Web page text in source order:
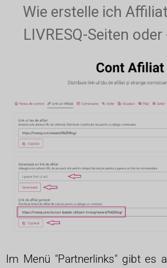
Wie erstelle ich
LIVRESQ-Seiten
Im Menü "Partnerlinks" gibt es